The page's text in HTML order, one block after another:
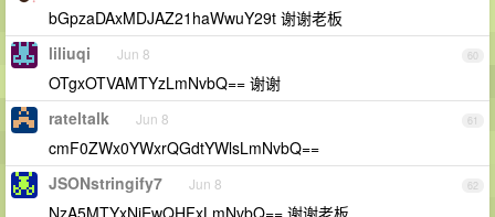
bGpzaDAxMDJAZ21haWwuY29t 谢谢老板
60
liliuqi Jun 8
OTgxOTVAMTYzLmNvbQ== 谢谢
61
rateltalk Jun 8
cmF0ZWx0YWxrQGdtYWlsLmNvbQ==
62
JSONstringify7 Jun 8
NzA5MTYxNjEwQHFxLmNvbQ== 谢谢老板